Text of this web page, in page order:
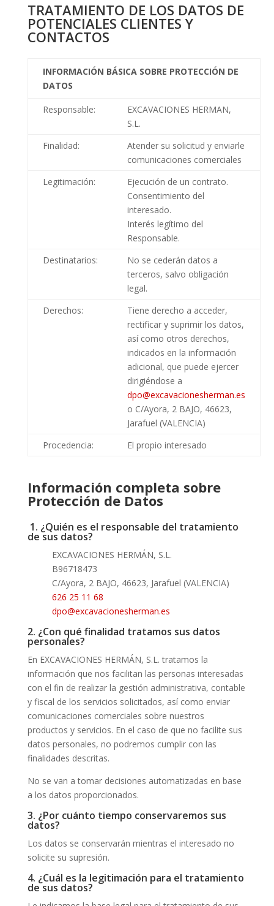
TRATAMIENTO DE LOS DATOS DE
POTENCIALES CLIENTES Y
CONTACTOS
INFORMACIÓN BÁSICA SOBRE PROTECCIÓN DE
DATOS
Responsable:
EXCAVACIONES HERMAN,
S.L.
Finalidad:
Atender su solicitud y enviarle
comunicaciones comerciales
Legitimación:
Ejecución de un contrato.
Consentimiento del
interesado.
Interés legítimo del
Responsable.
Destinatarios:
No se cederán datos a
terceros, salvo obligación
legal.
Derechos:
Tiene derecho a acceder,
rectificar y suprimir los datos,
así como otros derechos,
indicados en la información
adicional, que puede ejercer
dirigiéndose a
dpo@excavacionesherman.es
o C/Ayora, 2 BAJO, 46623,
Jarafuel (VALENCIA)
Procedencia:
El propio interesado
Información completa sobre
Protección de Datos
1. ¿Quién es el responsable del tratamiento
de sus datos?
EXCAVACIONES HERMÁN, S.L.
B96718473
C/Ayora, 2 BAJO, 46623, Jarafuel (VALENCIA)
626 25 11 68
dpo@excavacionesherman.es
2. ¿Con qué finalidad tratamos sus datos
personales?
En EXCAVACIONES HERMÁN, S.L. tratamos la
información que nos facilitan las personas interesadas
con el fin de realizar la gestión administrativa, contable
y fiscal de los servicios solicitados, así como enviar
comunicaciones comerciales sobre nuestros
productos y servicios. En el caso de que no facilite sus
datos personales, no podremos cumplir con las
finalidades descritas.
No se van a tomar decisiones automatizadas en base
a los datos proporcionados.
3. ¿Por cuánto tiempo conservaremos sus
datos?
Los datos se conservarán mientras el interesado no
solicite su supresión.
4. ¿Cuál es la legitimación para el tratamiento
de sus datos?